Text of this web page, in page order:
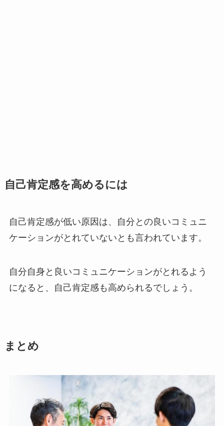
自己肯定感を高めるには
自己肯定感が低い原因は、自分との良いコミュニ
ケーションがとれていないとも言われています。
自分自身と良いコミュニケーションがとれるよう
になると、自己肯定感も高められるでしょう。
まとめ